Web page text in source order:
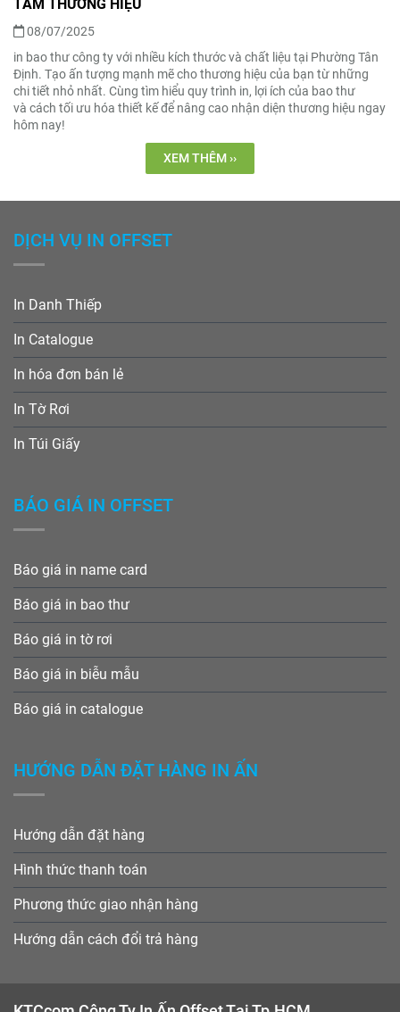
TẦM THƯƠNG HIỆU
08/07/2025
in bao thư công ty với nhiều kích thước và chất liệu tại Phường Tân
Định. Tạo ấn tượng mạnh mẽ cho thương hiệu của bạn từ những
chi tiết nhỏ nhất. Cùng tìm hiểu quy trình in, lợi ích của bao thư
và cách tối ưu hóa thiết kế để nâng cao nhận diện thương hiệu ngay
hôm nay!
XEM THÊM ››
DỊCH VỤ IN OFFSET
In Danh Thiếp
In Catalogue
In hóa đơn bán lẻ
In Tờ Rơi
In Túi Giấy
BÁO GIÁ IN OFFSET
Báo giá in name card
Báo giá in bao thư
Báo giá in tờ rơi
Báo giá in biễu mẫu
Báo giá in catalogue
HƯỚNG DẪN ĐẶT HÀNG IN ẤN
Hướng dẫn đặt hàng
Hình thức thanh toán
Phương thức giao nhận hàng
Hướng dẫn cách đổi trả hàng